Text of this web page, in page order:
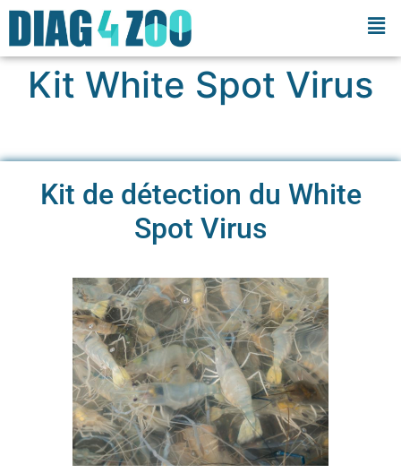
Kit White Spot Virus
Kit de détection du White
Spot Virus